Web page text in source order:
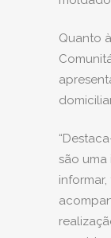
Quanto
são